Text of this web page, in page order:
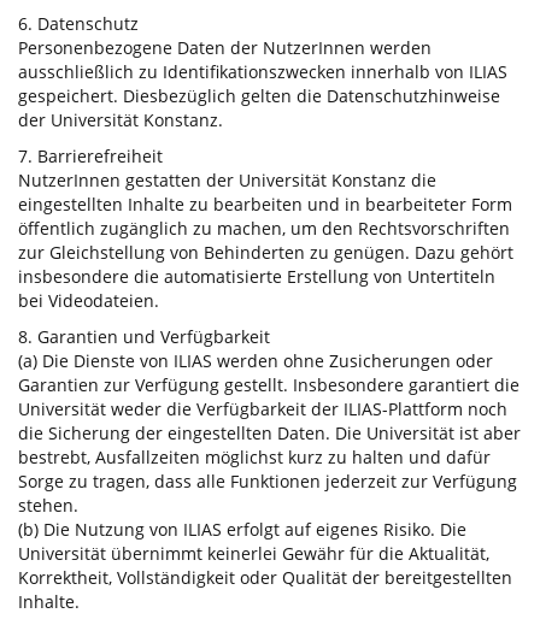
6. Datenschutz
Personenbezogene Daten der NutzerInnen werden
ausschließlich zu Identifikationszwecken innerhalb von ILIAS
gespeichert. Diesbezüglich gelten die Datenschutzhinweise
der Universität Konstanz.
7. Barrierefreiheit
NutzerInnen gestatten der Universität Konstanz die
eingestellten Inhalte zu bearbeiten und in bearbeiteter Form
öffentlich zugänglich zu machen, um den Rechtsvorschriften
zur Gleichstellung von Behinderten zu genügen. Dazu gehört
insbesondere die automatisierte Erstellung von Untertiteln
bei Videodateien.
8. Garantien und Verfügbarkeit
(a) Die Dienste von ILIAS werden ohne Zusicherungen oder
Garantien zur Verfügung gestellt. Insbesondere garantiert die
Universität weder die Verfügbarkeit der ILIAS-Plattform noch
die Sicherung der eingestellten Daten. Die Universität ist aber
bestrebt, Ausfallzeiten möglichst kurz zu halten und dafür
Sorge zu tragen, dass alle Funktionen jederzeit zur Verfügung
stehen.
(b) Die Nutzung von ILIAS erfolgt auf eigenes Risiko. Die
Universität übernimmt keinerlei Gewähr für die Aktualität,
Korrektheit, Vollständigkeit oder Qualität der bereitgestellten
Inhalte.